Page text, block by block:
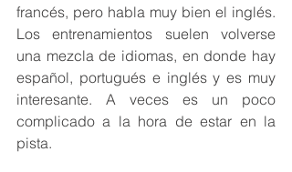
francés, pero habla muy bien el inglés.
Los entrenamientos suelen volverse
una mezcla de idiomas, en donde hay
español, portugués e inglés y es muy
interesante. A veces es un poco
complicado a la hora de estar en la
pista.